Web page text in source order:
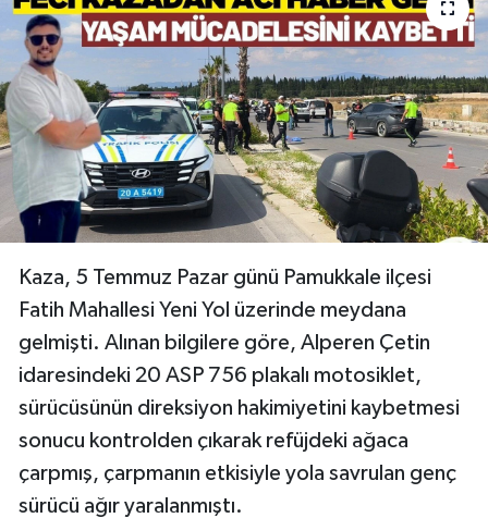
Kaza, 5 Temmuz Pazar günü Pamukkale ilçesi
Fatih Mahallesi Yeni Yol üzerinde meydana
gelmişti. Alınan bilgilere göre, Alperen Çetin
idaresindeki 20 ASP 756 plakalı motosiklet,
sürücüsünün direksiyon hakimiyetini kaybetmesi
sonucu kontrolden çıkarak refüjdeki ağaca
çarpmış, çarpmanın etkisiyle yola savrulan genç
sürücü ağır yaralanmıştı.
İletişim
Künye
SPOR
Vefat
Video